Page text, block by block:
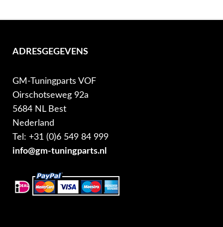
ADRESGEGEVENS
GM-Tuningparts VOF
Oirschotseweg 92a
5684 NL Best
Nederland
Tel: +31 (0)6 549 84 999
info@gm-tuningparts.nl